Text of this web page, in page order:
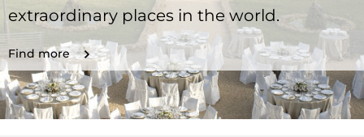
extraordinary places in the world.
Find more